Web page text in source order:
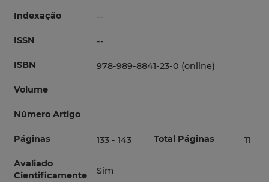
Indexação --
ISSN --
ISBN 978-989-8841-23-0 (online)
Volume
Número Artigo
Páginas 133 - 143 Total Páginas 11
Avaliado
Cientificamente
Sim